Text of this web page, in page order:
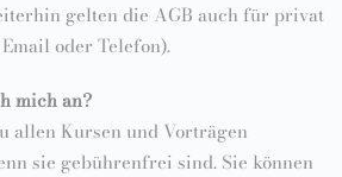
gelten die AGB auch für privat
oder Telefon).
mich an?
allen Kursen und Vorträgen
sie gebührenfrei sind. Sie können